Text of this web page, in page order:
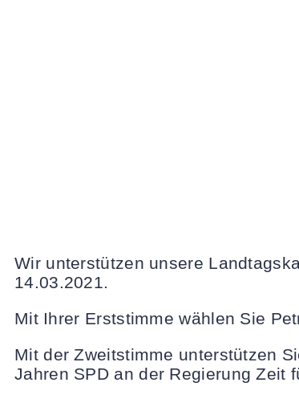
Wir unterstützen unsere
14.03.2021.
Mit Ihrer Erststimme wählen Sie
Mit der Zweitstimme unterstützen
Jahren SPD an der Regierung Zeit